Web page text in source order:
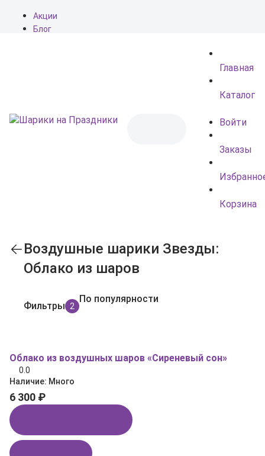
Акции
Блог
Главная
Каталог
Войти
Заказы
Корзина
Воздушные шарики Звезды:
Облако из шаров
Фильтры 2
По популярности
Облако из воздушных шаров «Сиреневый сон»
0.0
Наличие: Много
6 300 ₽